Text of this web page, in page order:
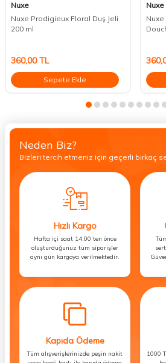
Nuxe
Nuxe Prodigieux Floral Duş Jeli
200 ml
360,00TL
Sepete Ekle
Nuxe
Neden Biz?
Bizleri tercih etmeniz için geçerli birkaç
Hızlı Kargo
Hafta içi saat 14:00’ten önce
oluşturduğunuz tüm siparişler
aynı gün kargoya verilmektedir.
Kapıda Ödeme
Tüm alışverişlerinizde peşin nakit
1000